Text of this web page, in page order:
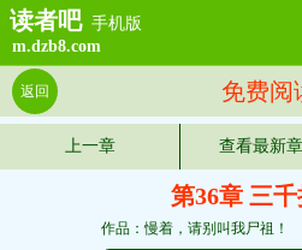
读者吧 手机版
m.dzb8.com
免费阅
返回
上一章 查看最新
第36章 三
作品：慢着，请别叫我尸祖！